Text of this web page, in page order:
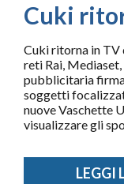
Cuki
Cuki ritorna in TV
reti Rai, Mediaset,
pubblicitaria
soggetti
nuove Vaschette
visualizzare gli
LEGGI